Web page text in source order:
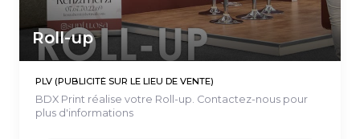
Roll-up
PLV (PUBLICITÉ SUR LE LIEU DE VENTE)
BDX Print réalise votre Roll-up. Contactez-nous pour
plus d'informations